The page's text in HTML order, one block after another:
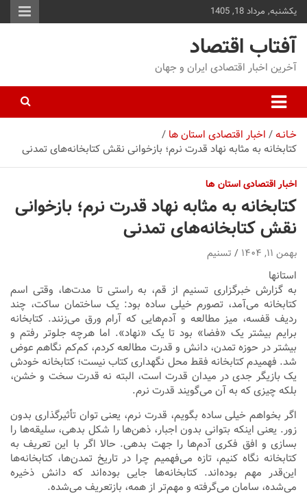
یکشنبه, مرداد 18, 1405
آفتاب اقتصاد
آخرین اخبار اقتصادی ایران و جهان
خـانـه اخبار اقتصادی استان ها
کتابخانه به مثابه نهاد قدرت نرم؛ بازخوانی نقش کتابخانه‌های تمدنی
اخبار اقتصادی استان ها
کتابخانه به مثابه نهاد قدرت نرم؛ بازخوانی
نقش کتابخانه‌های تمدنی
بهمن ۱۱, ۱۴۰۴ تسنیم
استانها
به گزارش خبرگزاری تسنیم از قم، به راستی تا مدت‌ها، وقتی اسم
کتابخانه می‌آمد، تصورم خیلی ساده بود: یک ساختمان ساکت، چند
ردیف قفسه، میز مطالعه و آدم‌هایی که آرام ورق می‌زنند. کتابخانه
برایم بیشتر یک «فضا» بود تا یک «نهاد». اما هرچه جلوتر رفتم و
بیشتر در حوزه تمدن، دانش و قدرت مطالعه کردم، کم‌کم نگاهم عوض
شد. فهمیدم کتابخانه فقط محل نگهداری کتاب نیست؛ کتابخانه خودش
یک بازیگر جدی در میدان قدرت است، البته نه قدرت سخت و خشن،
بلکه چیزی که به آن می‌گویند قدرت نرم.
اگر بخواهم خیلی ساده بگویم، قدرت نرم، یعنی توان تأثیرگذاری بدون
زور. یعنی اینکه بتوانی بدون اجبار، ذهن‌ها را شکل بدهی، سلیقه‌ها را
بسازی و افق فکری آدم‌ها را جهت بدهی. حالا اگر با این تعریف به
کتابخانه نگاه کنیم، تازه می‌فهمیم چرا در تاریخ تمدن‌ها، کتابخانه‌ها
این‌قدر مهم بوده‌اند. کتابخانه‌ها جایی بوده‌اند که دانش ذخیره
می‌شده، سامان می‌گرفته و مهم‌تر از همه، بازتعریف می‌شده.